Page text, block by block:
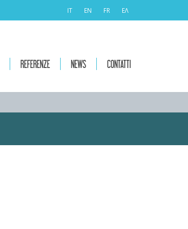
IT EN FR ΕΛ
REFERENZE NEWS CONTATTI